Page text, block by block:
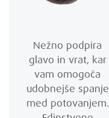
Nežno podpira
glavo in vrat, kar
vam omogoča
udobnejše spanje
med potovanjem.